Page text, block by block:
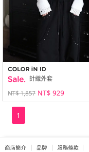
COLOR iN ID
針織外套
NT$ 1,857 NT$ 929
1
商店簡介 品牌 服務條款